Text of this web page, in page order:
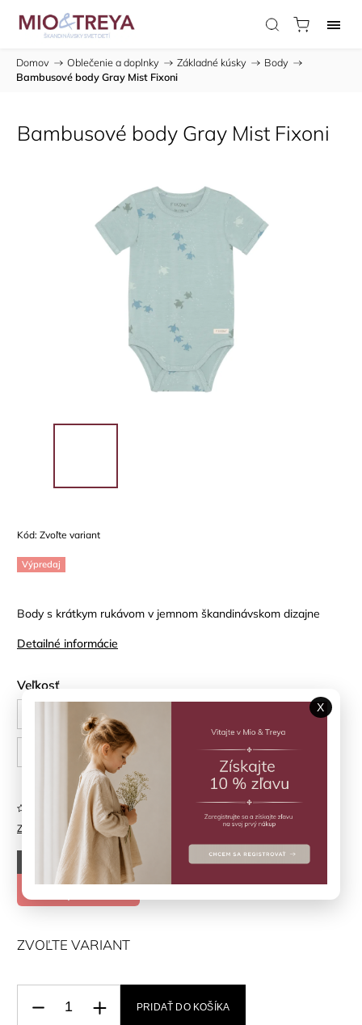
Domov / Oblečenie a doplnky / Základné kúsky / Body /
Bambusové body Gray Mist Fixoni
Bambusové body Gray Mist Fixoni
Kód: Zvoľte variant
Výpredaj
Body s krátkym rukávom v jemnom škandinávskom dizajne
Detailné informácie
Veľkosť
68 cm
Značka: Fixoni
Neohodnotené
€21,50
–30 %
€15,05
ZVOĽTE VARIANT
PRIDAŤ DO KOŠÍKA
X